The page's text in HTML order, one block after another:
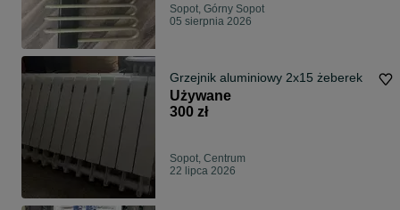
Sopot, Górny Sopot
05 sierpnia 2026
Grzejnik aluminiowy 2x15 żeberek
Używane
300 zł
Sopot, Centrum
22 lipca 2026